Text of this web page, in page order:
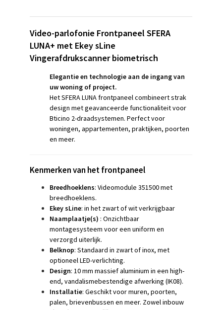
Video-parlofonie Frontpaneel SFERA
LUNA+ met Ekey sLine
Vingerafdrukscanner biometrisch
Elegantie en technologie aan de ingang van
uw woning of project.
Het SFERA LUNA frontpaneel combineert strak
design met geavanceerde functionaliteit voor
Bticino 2-draadsystemen. Perfect voor
woningen, appartementen, praktijken, poorten
en meer.
Kenmerken van het frontpaneel
Breedhoeklens: Videomodule 351500 met
breedhoeklens.
Ekey sLine: in het zwart of wit verkrijgbaar
Naamplaatje(s) : Onzichtbaar
montagesysteem voor een uniform en
verzorgd uiterlijk.
Belknop: Standaard in zwart of inox, met
optioneel LED-verlichting.
Design: 10 mm massief aluminium in een high-
end, vandalismebestendige afwerking (IK08).
Installatie: Geschikt voor muren, poorten,
palen, brievenbussen en meer. Zowel inbouw